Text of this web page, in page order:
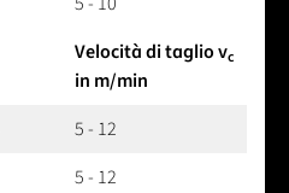
Velocità di taglio vc
in m/min
5 - 12
5 - 12